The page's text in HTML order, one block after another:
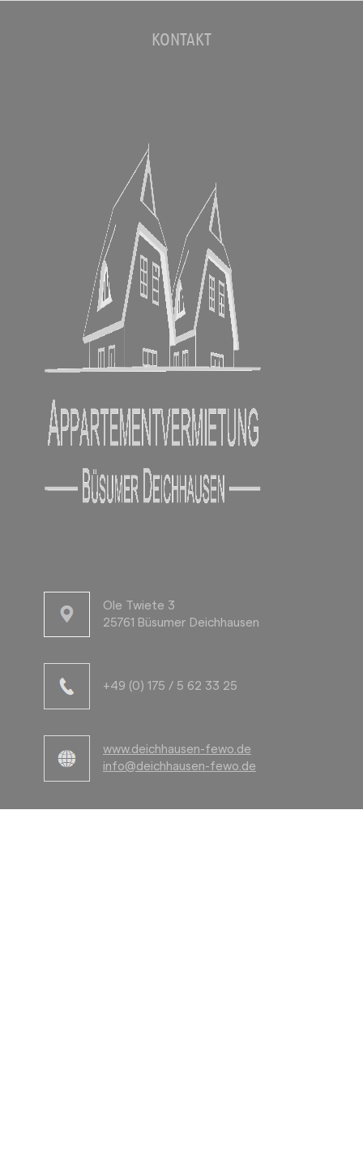
KONTAKT
Ole Twiete 3
25761 Büsumer Deichhausen
+49 (0) 175 / 5 62 33 25
www.deichhausen-fewo.de
info@deichhausen-fewo.de